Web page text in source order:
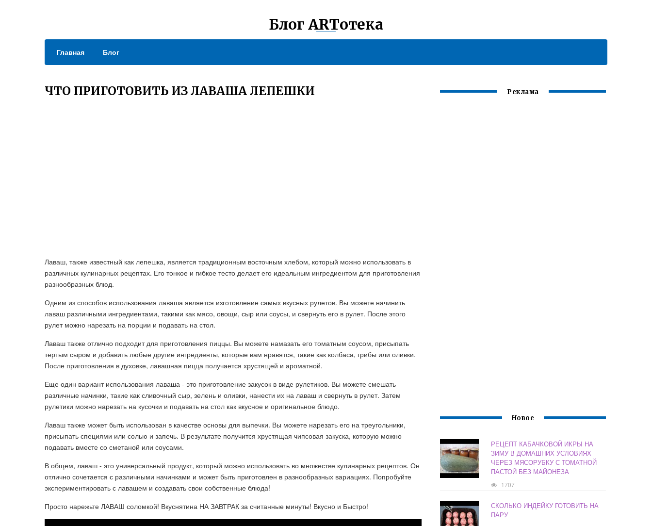
Блог ARTотека
Главная Блог
ЧТО ПРИГОТОВИТЬ ИЗ ЛАВАША ЛЕПЕШКИ
Лаваш, также известный как лепешка, является традиционным восточным хлебом, который можно использовать в
различных кулинарных рецептах. Его тонкое и гибкое тесто делает его идеальным ингредиентом для приготовления
разнообразных блюд.
Одним из способов использования лаваша является изготовление самых вкусных рулетов. Вы можете начинить
лаваш различными ингредиентами, такими как мясо, овощи, сыр или соусы, и свернуть его в рулет. После этого
рулет можно нарезать на порции и подавать на стол.
Лаваш также отлично подходит для приготовления пиццы. Вы можете намазать его томатным соусом, присыпать
тертым сыром и добавить любые другие ингредиенты, которые вам нравятся, такие как колбаса, грибы или оливки.
После приготовления в духовке, лавашная пицца получается хрустящей и ароматной.
Еще один вариант использования лаваша - это приготовление закусок в виде рулетиков. Вы можете смешать
различные начинки, такие как сливочный сыр, зелень и оливки, нанести их на лаваш и свернуть в рулет. Затем
рулетики можно нарезать на кусочки и подавать на стол как вкусное и оригинальное блюдо.
Лаваш также может быть использован в качестве основы для выпечки. Вы можете нарезать его на треугольники,
присыпать специями или солью и запечь. В результате получится хрустящая чипсовая закуска, которую можно
подавать вместе со сметаной или соусами.
В общем, лаваш - это универсальный продукт, который можно использовать во множестве кулинарных рецептов. Он
отлично сочетается с различными начинками и может быть приготовлен в разнообразных вариациях. Попробуйте
экспериментировать с лавашем и создавать свои собственные блюда!
Просто нарежьте ЛАВАШ соломкой! Вкуснятина НА ЗАВТРАК за считанные минуты! Вкусно и Быстро!
Реклама
Новое
РЕЦЕПТ КАБАЧКОВОЙ ИКРЫ НА
ЗИМУ В ДОМАШНИХ УСЛОВИЯХ
ЧЕРЕЗ МЯСОРУБКУ С ТОМАТНОЙ
ПАСТОЙ БЕЗ МАЙОНЕЗА
1707
СКОЛЬКО ИНДЕЙКУ ГОТОВИТЬ НА
ПАРУ